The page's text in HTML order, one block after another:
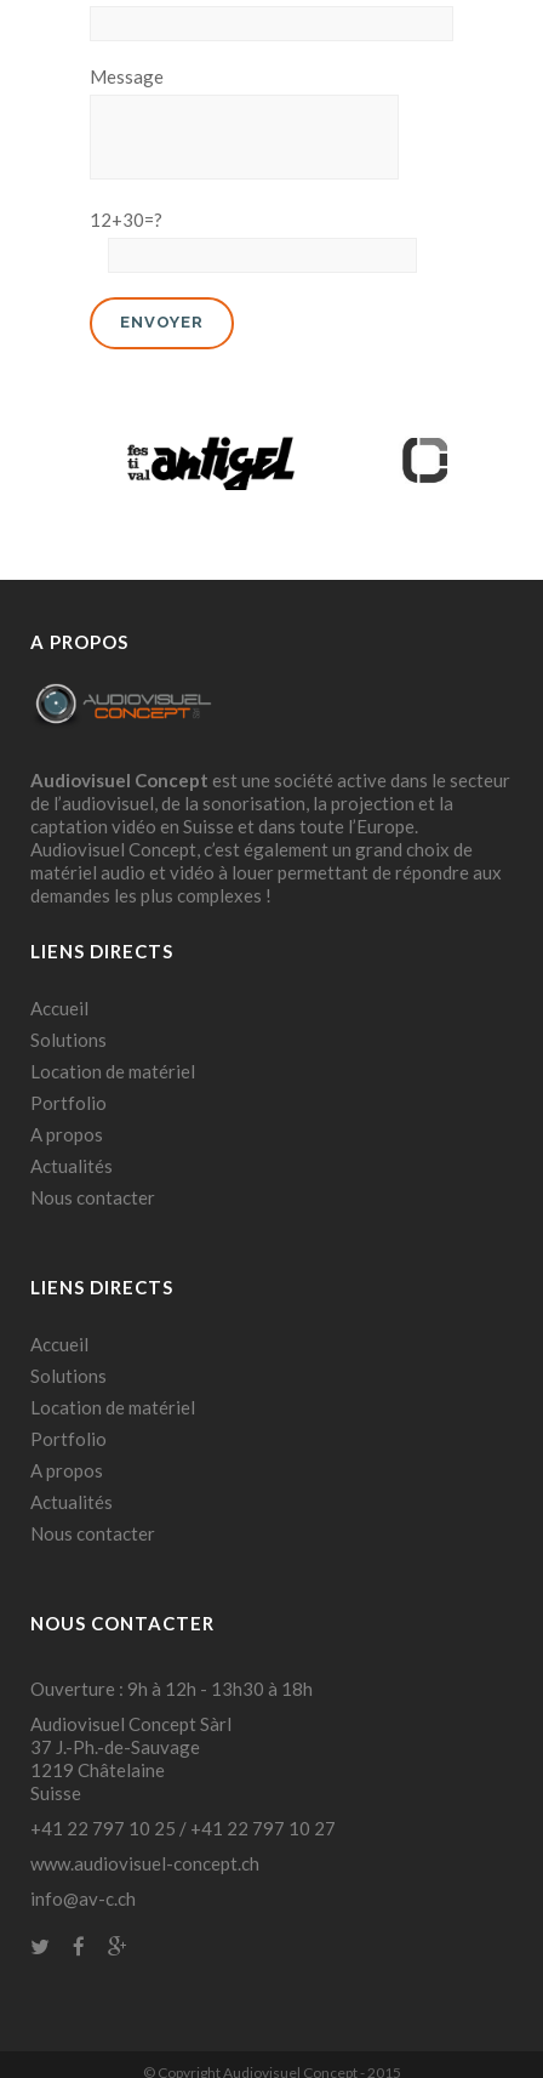
Message
12+30=?
A PROPOS
Audiovisuel Concept est une société active dans le secteur
de l’audiovisuel, de la sonorisation, la projection et la
captation vidéo en Suisse et dans toute l’Europe.
Audiovisuel Concept, c’est également un grand choix de
matériel audio et vidéo à louer permettant de répondre aux
demandes les plus complexes !
LIENS DIRECTS
Accueil
Solutions
Location de matériel
Portfolio
A propos
Actualités
Nous contacter
LIENS DIRECTS
Accueil
Solutions
Location de matériel
Portfolio
A propos
Actualités
Nous contacter
NOUS CONTACTER
Ouverture : 9h à 12h - 13h30 à 18h
Audiovisuel Concept Sàrl
37 J.-Ph.-de-Sauvage
1219 Châtelaine
Suisse
+41 22 797 10 25 / +41 22 797 10 27
www.audiovisuel-concept.ch
info@av-c.ch
© Copyright Audiovisuel Concept - 2015